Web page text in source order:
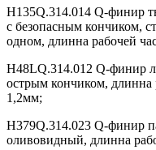
H135Q.314.014 Q-финир
с безопасным кончиком,
одном, длинна рабочей
H48LQ.314.012 Q-финир
острым кончиком, длинна
1,2мм;
H379Q.314.023 Q-финир
оливовидный, длинна